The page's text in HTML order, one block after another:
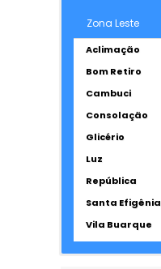
Zona Leste
Aclimação
Bom Retiro
Cambuci
Consolação
Glicério
Luz
República
Santa Efigênia
Vila Buarque